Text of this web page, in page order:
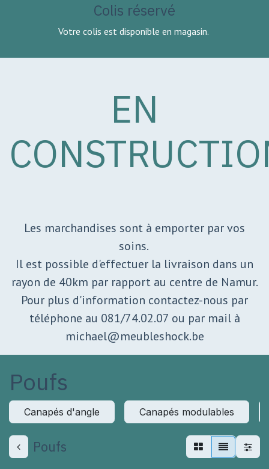
Colis réservé
Votre colis est disponible en magasin.
EN
Les marchandises sont à emporter par vos
soins.
Il est possible d'effectuer la livraison dans un
rayon de 40km par rapport au centre de Namur.
Pour plus d'information contactez-nous par
téléphone au 081/74.02.07 ou par mail à
michael@meubleshock.be
Poufs
Canapés d'angle Canapés modulables
Poufs